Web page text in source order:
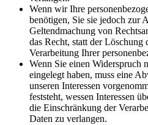
Wenn wir Ihre
benötigen, Sie sie jedoch zur
Geltendmachung von
das Recht, statt der Löschung
Verarbeitung Ihrer
Wenn Sie einen Widerspruch
eingelegt haben, muss eine
unseren Interessen
feststeht, wessen Interessen
die Einschränkung der
Daten zu verlangen.